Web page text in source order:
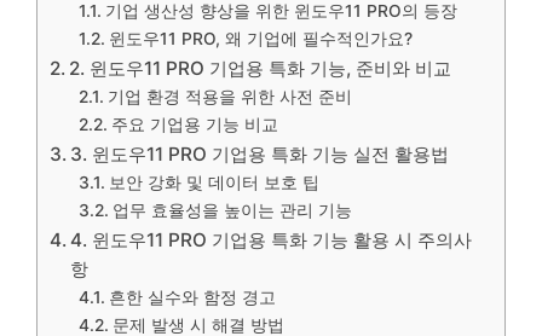
기업 생산성 향상을 위한 윈도우11 PRO의 등장
윈도우11 PRO, 왜 기업에 필수적인가요?
2. 윈도우11 PRO 기업용 특화 기능, 준비와 비교
기업 환경 적용을 위한 사전 준비
주요 기업용 기능 비교
3. 윈도우11 PRO 기업용 특화 기능 실전 활용법
보안 강화 및 데이터 보호 팁
업무 효율성을 높이는 관리 기능
4. 윈도우11 PRO 기업용 특화 기능 활용 시 주의사
항
흔한 실수와 함정 경고
문제 발생 시 해결 방법